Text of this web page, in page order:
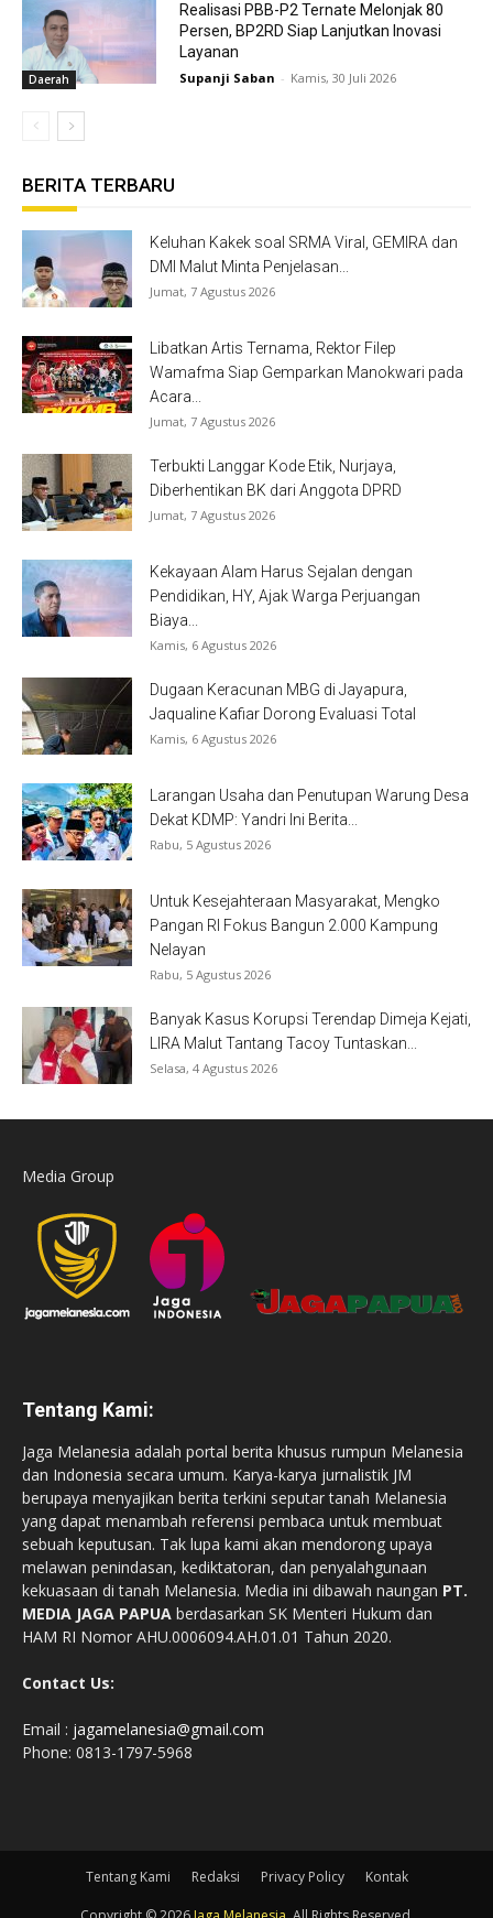
Daerah
Realisasi PBB-P2 Ternate Melonjak 80
Persen, BP2RD Siap Lanjutkan Inovasi
Layanan
Supanji Saban - Kamis, 30 Juli 2026
BERITA TERBARU
Keluhan Kakek soal SRMA Viral, GEMIRA dan
DMI Malut Minta Penjelasan...
Jumat, 7 Agustus 2026
Libatkan Artis Ternama, Rektor Filep
Wamafma Siap Gemparkan Manokwari pada
Acara...
Jumat, 7 Agustus 2026
Terbukti Langgar Kode Etik, Nurjaya,
Diberhentikan BK dari Anggota DPRD
Jumat, 7 Agustus 2026
Kekayaan Alam Harus Sejalan dengan
Pendidikan, HY, Ajak Warga Perjuangan
Biaya...
Kamis, 6 Agustus 2026
Dugaan Keracunan MBG di Jayapura,
Jaqualine Kafiar Dorong Evaluasi Total
Kamis, 6 Agustus 2026
Larangan Usaha dan Penutupan Warung Desa
Dekat KDMP: Yandri Ini Berita...
Rabu, 5 Agustus 2026
Untuk Kesejahteraan Masyarakat, Mengko
Pangan RI Fokus Bangun 2.000 Kampung
Nelayan
Rabu, 5 Agustus 2026
Banyak Kasus Korupsi Terendap Dimeja Kejati,
LIRA Malut Tantang Tacoy Tuntaskan...
Selasa, 4 Agustus 2026
Media Group
Tentang Kami:
Jaga Melanesia adalah portal berita khusus rumpun Melanesia
dan Indonesia secara umum. Karya-karya jurnalistik JM
berupaya menyajikan berita terkini seputar tanah Melanesia
yang dapat menambah referensi pembaca untuk membuat
sebuah keputusan. Tak lupa kami akan mendorong upaya
melawan penindasan, kediktatoran, dan penyalahgunaan
kekuasaan di tanah Melanesia. Media ini dibawah naungan PT.
MEDIA JAGA PAPUA berdasarkan SK Menteri Hukum dan
HAM RI Nomor AHU.0006094.AH.01.01 Tahun 2020.
Contact Us:
Email : jagamelanesia@gmail.com
Phone: 0813-1797-5968
Tentang Kami Redaksi Privacy Policy Kontak